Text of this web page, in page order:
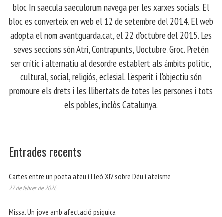
bloc In saecula saeculorum navega per les xarxes socials. El
bloc es converteix en web el 12 de setembre del 2014. El web
adopta el nom avantguarda.cat, el 22 d'octubre del 2015. Les
seves seccions són Atri, Contrapunts, Uoctubre, Groc. Pretén
ser crític i alternatiu al desordre establert als àmbits polític,
cultural, social, religiós, eclesial. L'esperit i l'objectiu són
promoure els drets i les llibertats de totes les persones i tots
els pobles, inclòs Catalunya.
Entrades recents
Cartes entre un poeta ateu i Lleó XIV sobre Déu i ateísme
27 de febrer de 2026
Missa. Un jove amb afectació psíquica